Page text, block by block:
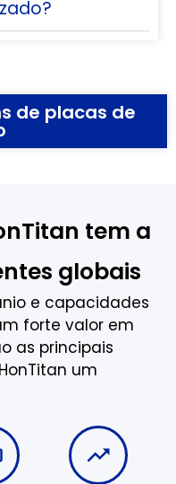
de placas de
tem a
globais
e capacidades
forte valor em
as principais
um